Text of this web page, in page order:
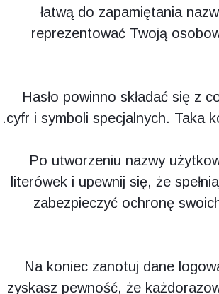
łatwą do zapamiętania
reprezentować Twoją
Hasło powinno składać się z
cyfr i symboli specjalnych. Taka
Po utworzeniu nazwy
literówek i upewnij się, że
zabezpieczyć ochronę
Na koniec zanotuj dane
zyskasz pewność, że